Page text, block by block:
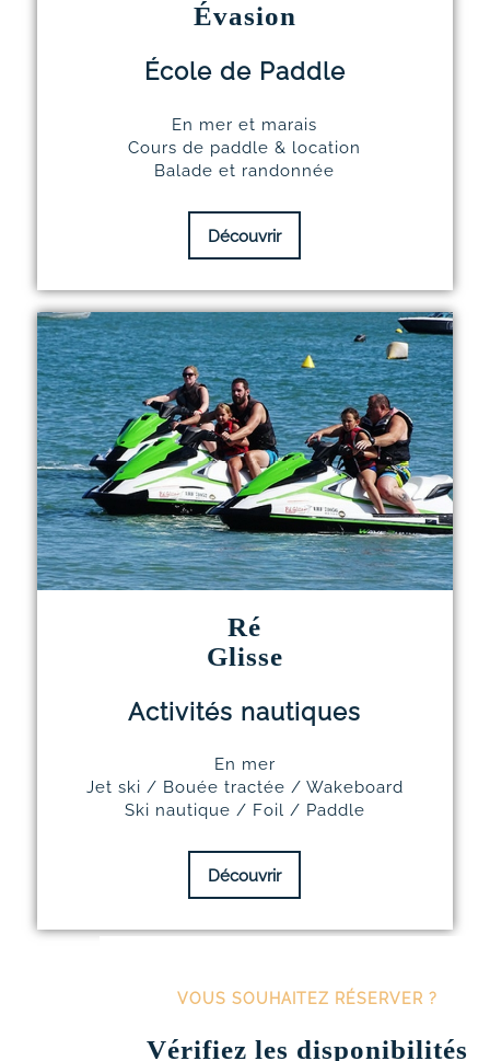
Évasion
École de Paddle
En mer et marais
Cours de paddle & location
Balade et randonnée
Découvrir
Ré
Glisse
Activités nautiques
En mer
Jet ski / Bouée tractée / Wakeboard
Ski nautique / Foil / Paddle
Découvrir
VOUS SOUHAITEZ RÉSERVER ?
Vérifiez les disponibilités